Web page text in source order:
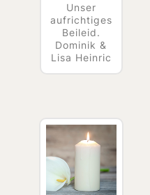
Unser
aufrichtiges
Beileid.
Dominik &
Lisa Heinric